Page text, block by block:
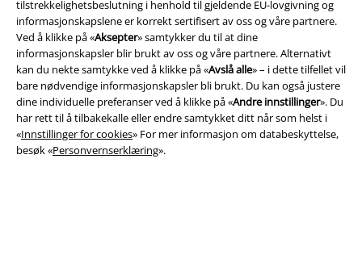
tilstrekkelighetsbeslutning i henhold til gjeldende EU-lovgivning og
informasjonskapslene er korrekt sertifisert av oss og våre partnere.
Ved å klikke på «Aksepter» samtykker du til at dine
informasjonskapsler blir brukt av oss og våre partnere. Alternativt
kan du nekte samtykke ved å klikke på «Avslå alle» – i dette tilfellet vil
bare nødvendige informasjonskapsler bli brukt. Du kan også justere
dine individuelle preferanser ved å klikke på «Andre innstillinger». Du
har rett til å tilbakekalle eller endre samtykket ditt når som helst i
«Innstillinger for cookies» For mer informasjon om databeskyttelse,
besøk «Personvernserklæring».
Vilkår
Impressum
Konfidensialitetserklæring
Avfallshåndtering og miljøbeskyttelse